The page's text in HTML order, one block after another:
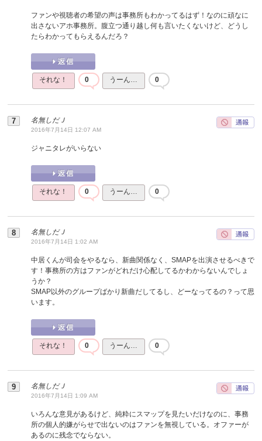
ファンや視聴者の希望の声は事務所もわかってるはず！なのに頑なに
出さないアホ事務所。腹立つ通り越し何も言いたくないけど、どうし
たらわかってもらえるんだろ？
それな！ 0 うーん… 0
名無しだＪ
2016年7月14日 12:07 AM
ジャニタレがいらない
それな！ 0 うーん… 0
名無しだＪ
2016年7月14日 1:02 AM
中居くんが司会をやるなら、新曲関係なく、SMAPを出演させるべきで
す！事務所の方はファンがどれだけ心配してるかわからないんでしょ
うか？
SMAP以外のグループばかり新曲だしてるし、どーなってるの？って思
います。
それな！ 0 うーん… 0
名無しだＪ
2016年7月14日 1:09 AM
いろんな意見があるけど、純粋にスマップを見たいだけなのに、事務
所の個人的嫌がらせで出ないのはファンを無視している。オファーが
あるのに残念でならない。